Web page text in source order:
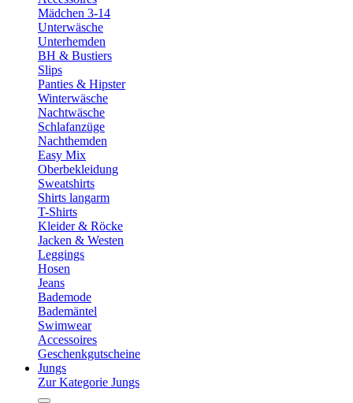
Mädchen 3-14
Unterwäsche
Unterhemden
BH & Bustiers
Slips
Panties & Hipster
Winterwäsche
Nachtwäsche
Schlafanzüge
Nachthemden
Easy Mix
Oberbekleidung
Sweatshirts
Shirts langarm
T-Shirts
Kleider & Röcke
Jacken & Westen
Leggings
Hosen
Jeans
Bademode
Bademäntel
Swimwear
Accessoires
Geschenkgutscheine
Jungs
Zur Kategorie Jungs